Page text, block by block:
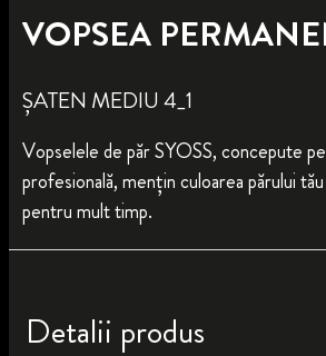
VOPSEA
ȘATEN MEDIU 4_1
Vopselele de păr SYOSS, concepute
profesională, mențin culoarea părului
pentru mult timp.
Detalii produs